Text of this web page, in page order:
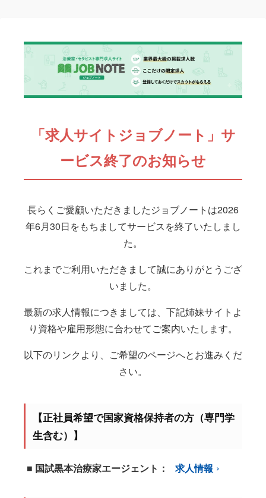
「求人サイトジョブノート」サ
ービス終了のお知らせ
長らくご愛顧いただきましたジョブノートは2026
年6月30日をもちましてサービスを終了いたしまし
た。
これまでご利用いただきまして誠にありがとうござ
いました。
最新の求人情報につきましては、下記姉妹サイトよ
り資格や雇用形態に合わせてご案内いたします。
以下のリンクより、ご希望のページへとお進みくだ
さい。
【正社員希望で国家資格保持者の方（専門学
生含む）】
■ 国試黒本治療家エージェント： 求人情報